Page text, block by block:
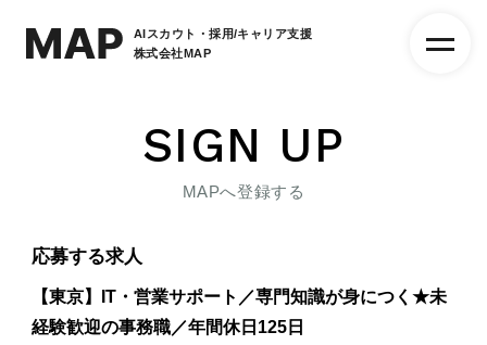
AIスカウト・採用/キャリア支援
株式会社MAP
SIGN UP
MAPへ登録する
応募する求人
【東京】IT・営業サポート／専門知識が身につく★未
経験歓迎の事務職／年間休日125日